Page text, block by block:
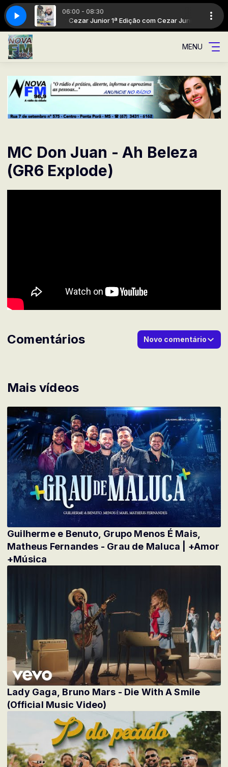
06:00 - 08:30
com Cezar Junior Cezar Junior 1ª Edição com Cezar Junior
MENU
MC Don Juan - Ah Beleza
(GR6 Explode)
Mais vídeos
Guilherme e Benuto, Grupo Menos É Mais,
Matheus Fernandes - Grau de Maluca | +Amor
+Música
Lady Gaga, Bruno Mars - Die With A Smile
(Official Music Video)
Comentários Novo comentário